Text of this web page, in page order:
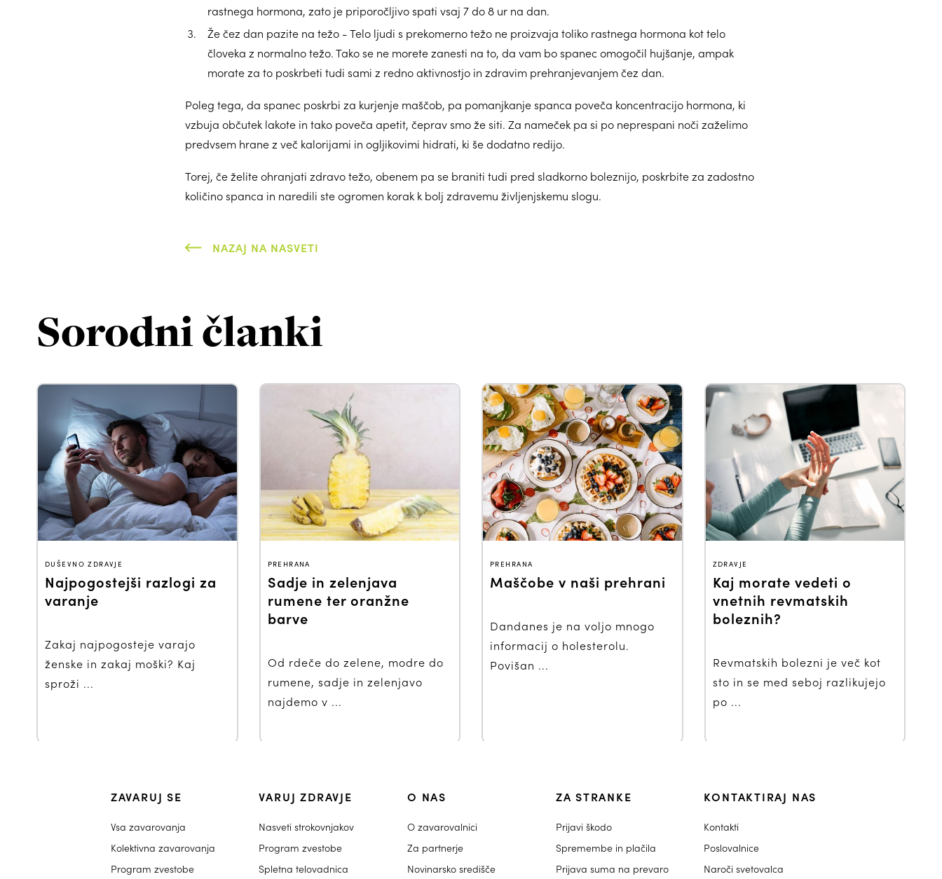
rastnega hormona, zato je priporočljivo spati vsaj 7 do 8 ur na dan.
Že čez dan pazite na težo - Telo ljudi s prekomerno težo ne proizvaja toliko rastnega hormona kot telo
človeka z normalno težo. Tako se ne morete zanesti na to, da vam bo spanec omogočil hujšanje, ampak
morate za to poskrbeti tudi sami z redno aktivnostjo in zdravim prehranjevanjem čez dan.
Poleg tega, da spanec poskrbi za kurjenje maščob, pa pomanjkanje spanca poveča koncentracijo hormona, ki
vzbuja občutek lakote in tako poveča apetit, čeprav smo že siti. Za nameček pa si po neprespani noči zaželimo
predvsem hrane z več kalorijami in ogljikovimi hidrati, ki še dodatno redijo.
Torej, če želite ohranjati zdravo težo, obenem pa se braniti tudi pred sladkorno boleznijo, poskrbite za zadostno
količino spanca in naredili ste ogromen korak k bolj zdravemu življenjskemu slogu.
NAZAJ NA NASVETI
Sorodni članki
DUŠEVNO ZDRAVJE
Najpogostejši razlogi za
varanje
Zakaj najpogosteje varajo
ženske in zakaj moški? Kaj
sproži ...
PREHRANA
Sadje in zelenjava
rumene ter oranžne
barve
Od rdeče do zelene, modre do
rumene, sadje in zelenjavo
najdemo v ...
PREHRANA
Maščobe v naši prehrani
Dandanes je na voljo mnogo
informacij o holesterolu.
Povišan ...
ZDRAVJE
Kaj morate vedeti o
vnetnih revmatskih
boleznih?
Revmatskih bolezni je več kot
sto in se med seboj razlikujejo
po ...
ZAVARUJ SE
Vsa zavarovanja
Kolektivna zavarovanja
Program zvestobe
VARUJ ZDRAVJE
Nasveti strokovnjakov
Program zvestobe
Spletna telovadnica
O NAS
O zavarovalnici
Za partnerje
Novinarsko središče
ZA STRANKE
Prijavi škodo
Spremembe in plačila
Prijava suma na prevaro
KONTAKTIRAJ NAS
Kontakti
Poslovalnice
Naroči svetovalca